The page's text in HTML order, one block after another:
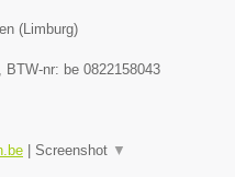
( Limburg)
, BTW-nr: be 0822158043
Screenshot ▼